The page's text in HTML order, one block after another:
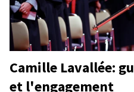
Camille Lavallée:
et l'engagement